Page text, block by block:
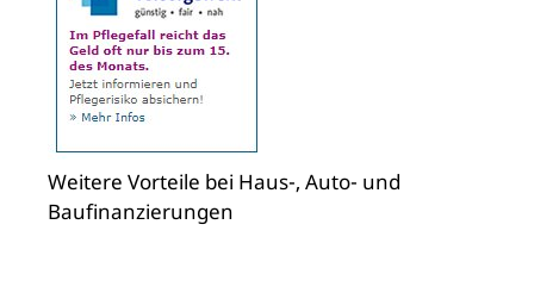
Weitere Vorteile bei Haus-, Auto- und
Baufinanzierungen